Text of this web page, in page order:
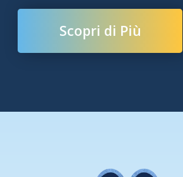
Scopri di Più